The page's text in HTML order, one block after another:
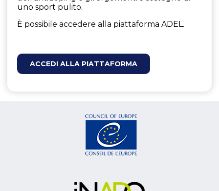
uno sport pulito.
È possibile accedere alla piattaforma ADEL.
ACCEDI ALLA PIATTAFORMA